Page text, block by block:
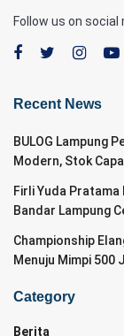
Follow us on social
Recent News
BULOG Lampung
Modern, Stok
Firli Yuda
Bandar Lampung
Championship
Menuju Mimpi 500
Category
Berita